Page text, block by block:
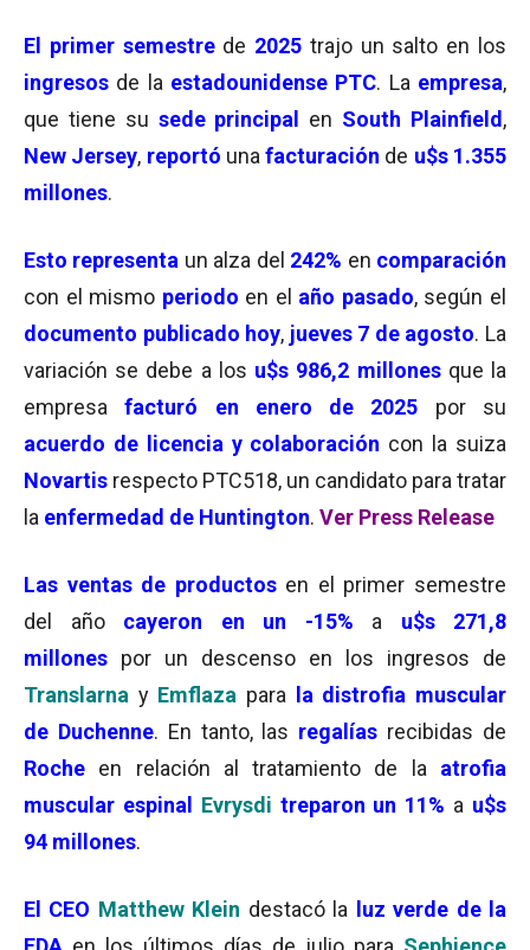
El primer semestrede 2025 trajo un salto en los
ingresos de la estadounidense PTC. La empresa,
que tiene su sede principal en South Plainfield ,
New Jersey, reportó unafacturación de u$s 1.355
millones.
Esto representa un alza del 242% en comparación
con el mismo periodo en el año pasado, según el
documento publicado hoy, jueves 7 de agosto. La
variación se debe a los u$s 986,2 millonesque la
empresa facturó en enero de 2025 por su
acuerdo de licencia y colaboración con la suiza
Novartis respecto PTC518, un candidato para tratar
la enfermedad de Huntington. Ver Press Release
Las ventas de productos en el primer semestre
del año cayeron en un -15% a u$s 271,8
millones por un descenso en los ingresos de
Translarna y Emflaza para
la distrofia muscular
de Duchenne. En tanto, las regalías recibidas de
Roche en relación al tratamiento de la atrofia
muscular espinal
Evrysdi treparon un 11% a u$s
94 millones.
El CEO Matthew Klein destacó la luz verde de la